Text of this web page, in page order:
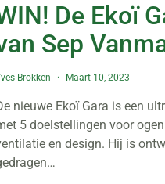
De Ekoï
Sep
Brokken Maart 10, 2023
nieuwe Ekoï Gara is een
5 doelstellingen voor
en design. Hij is